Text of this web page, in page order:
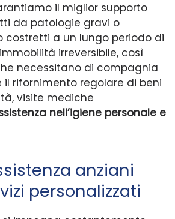
il miglior supporto
da patologie gravi o
costretti a un lungo periodo di
irreversibile, così
necessitano di compagnia
il rifornimento regolare di beni
visite mediche
nell’igiene personale e
anziani
personalizzati